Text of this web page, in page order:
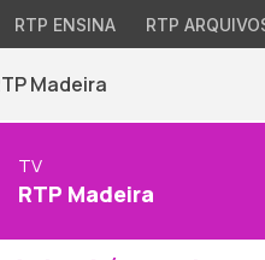
RTP ENSINA RTP
Madeira
TV
RTP Madeira